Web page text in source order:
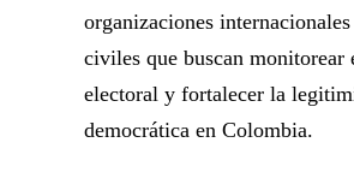
organizaciones
civiles que buscan monitorear
electoral y fortalecer la
democrática en Colombia.